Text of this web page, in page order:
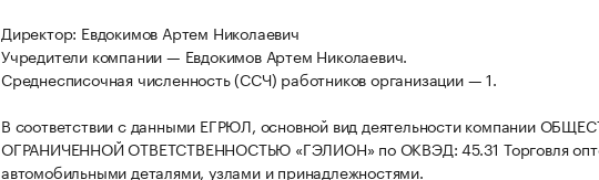
Директор: Евдокимов Артем Николаевич
Учредители компании — Евдокимов Артем Николаевич.
Среднесписочная численность (ССЧ) работников организации — 1.
В соответствии с данными ЕГРЮЛ, основной вид деятельности компании
ОГРАНИЧЕННОЙ ОТВЕТСТВЕННОСТЬЮ «ГЭЛИОН» по ОКВЭД: 45.31 Торговля
автомобильными деталями, узлами и принадлежностями.